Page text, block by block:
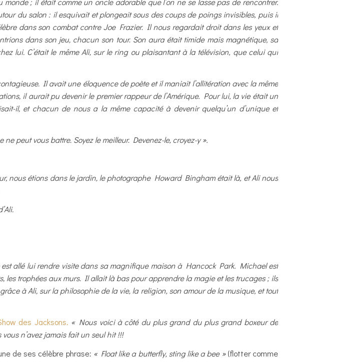
du salon : il esquivait et plongeait sous des coups de poings invisibles, puis il
dans son combat contre Joe Frazier. Il nous regardait droit dans les yeux et
dans son jeu, chacun son tour. Son aura était timide mais magnétique, sa
lui. C’était le même Ali, sur le ring ou plaisantant à la télévision, que celui qui
Il avait une éloquence de poète et il maniait l’allitération avec la même
il aurait pu devenir le premier rappeur de l’Amérique. Pour lui, la vie était un
il, et chacun de nous a la même capacité à devenir quelqu’un d’unique et
peut vous battre. Soyez le meilleur. Devenez-le, croyez-y ».
nous étions dans le jardin, le photographe Howard Bingham était là, et Ali nous
allé lui rendre visite dans sa magnifique maison à Hancock Park. Michael est
les trophées aux murs. Il allait là bas pour apprendre la magie et les trucages ; ils
à Ali, sur la philosophie de la vie, la religion, son amour de la musique, et tout
des Jacksons. « Nous voici à côté du plus grand du plus grand boxeur de
n’avez jamais fait un seul hit !!!
de ses célèbre phrase: « Float like a butterfly, sting like a bee »(flotter comme